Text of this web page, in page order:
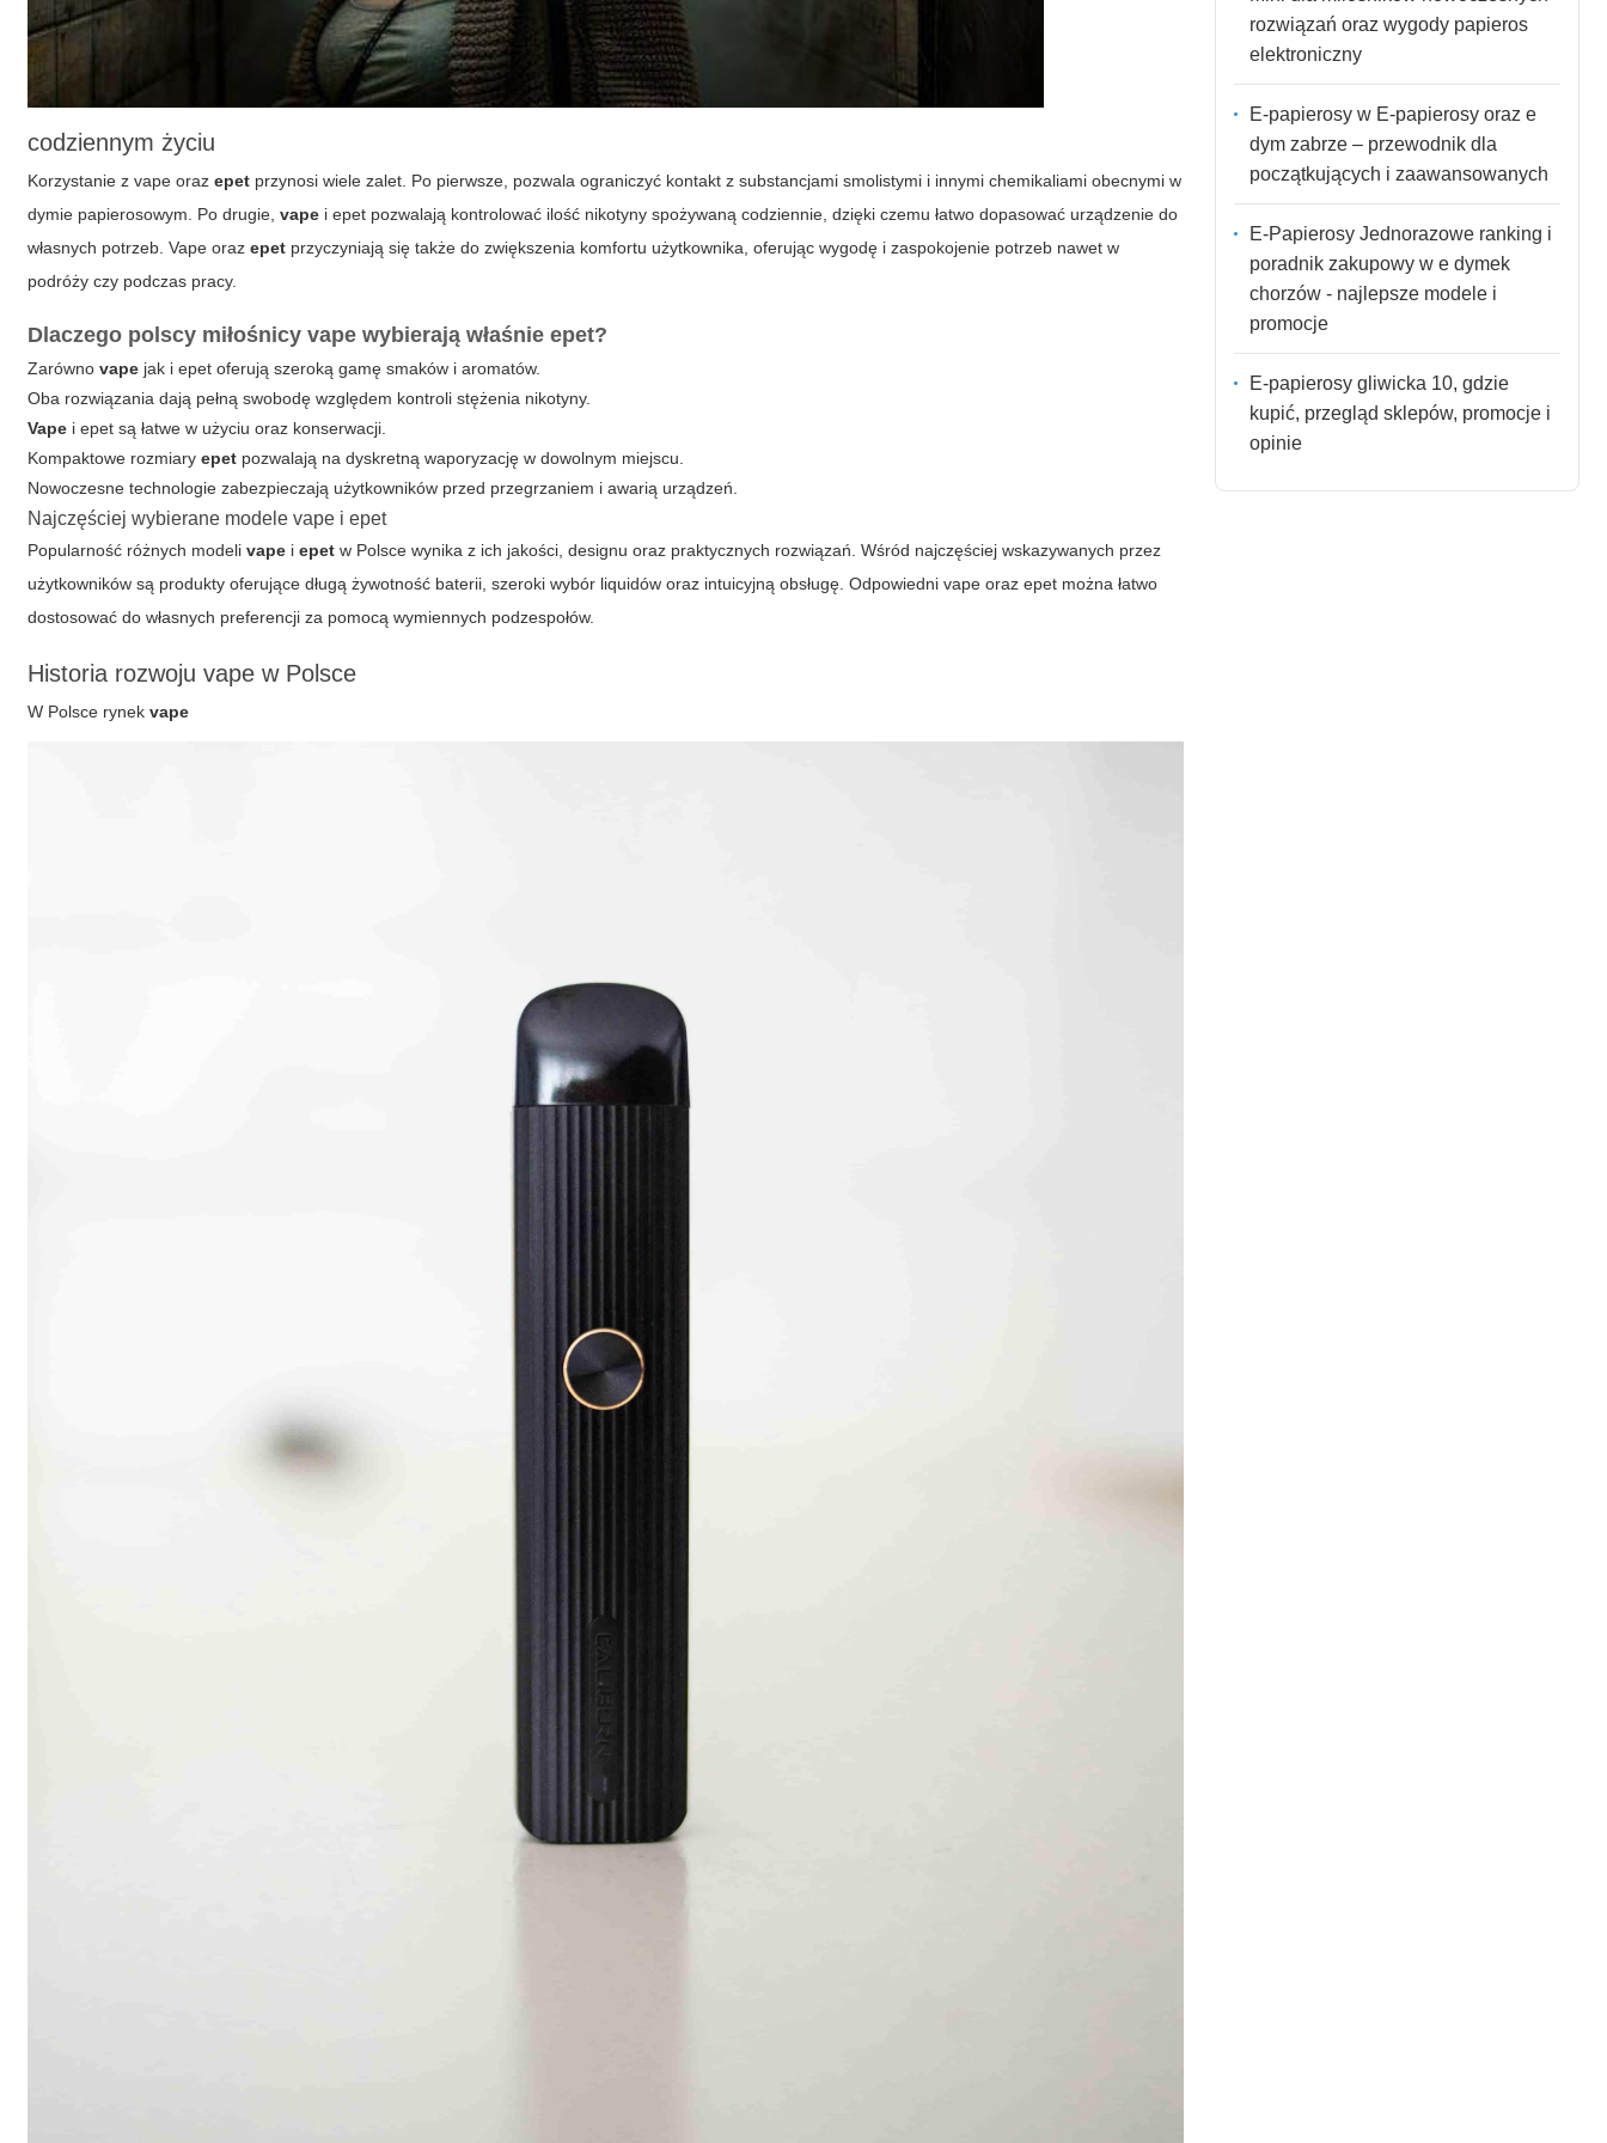
codziennym życiu
Korzystanie zvape orazepet przynosi wiele zalet. Po pierwsze, pozwala ograniczyć kontakt z substancjami smolistymi i innymi chemikaliami obecnymi w
dymie papierosowym. Po drugie,vape iepet pozwalają kontrolować ilość nikotyny spożywaną codziennie, dzięki czemu łatwo dopasować urządzenie do
własnych potrzeb.Vape orazepet przyczyniają się także do zwiększenia komfortu użytkownika, oferując wygodę i zaspokojenie potrzeb nawet w
podróży czy podczas pracy.
Dlaczego polscy miłośnicyvape wybierają właśnieepet?
Zarównovape jak iepet oferują szeroką gamę smaków i aromatów.
Oba rozwiązania dają pełną swobodę względem kontroli stężenia nikotyny.
Vape iepet są łatwe w użyciu oraz konserwacji.
Kompaktowe rozmiaryepet pozwalają na dyskretną waporyzację w dowolnym miejscu.
Nowoczesne technologie zabezpieczają użytkowników przed przegrzaniem i awarią urządzeń.
Najczęściej wybierane modelevape iepet
Popularność różnych modelivape iepet w Polsce wynika z ich jakości, designu oraz praktycznych rozwiązań. Wśród najczęściej wskazywanych przez
użytkowników są produkty oferujące długą żywotność baterii, szeroki wybór liquidów oraz intuicyjną obsługę. Odpowiednivape orazepet można łatwo
dostosować do własnych preferencji za pomocą wymiennych podzespołów.
Historia rozwojuvape w Polsce
W Polsce rynekvape
rozwiązań oraz wygody papieros
elektroniczny
E-papierosy w E-papierosy oraz e
dym zabrze – przewodnik dla
początkujących i zaawansowanych
E-Papierosy Jednorazowe ranking i
poradnik zakupowy w e dymek
chorzów - najlepsze modele i
promocje
E-papierosy gliwicka 10, gdzie
kupić, przegląd sklepów, promocje i
opinie